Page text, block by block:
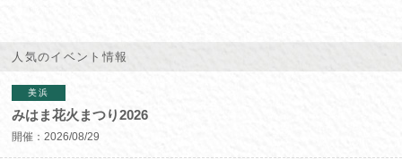
人気のイベント情報
美浜
みはま花火まつり2026
開催：2026/08/29